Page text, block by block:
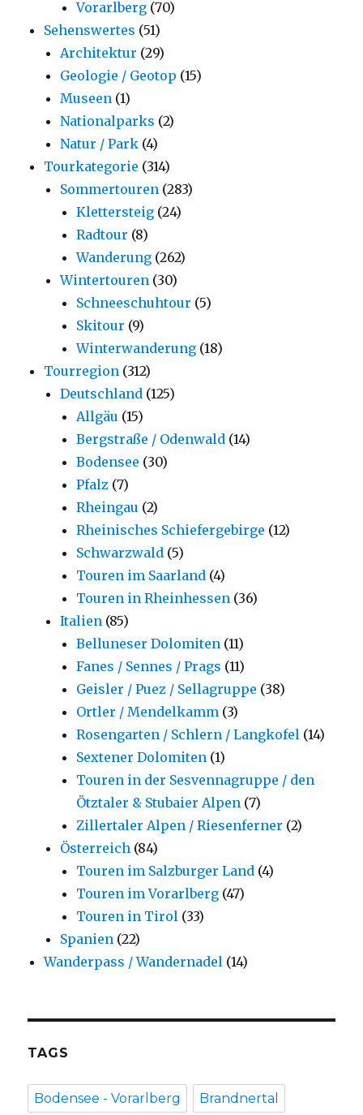
Vorarlberg (70)
Sehenswertes (51)
Architektur (29)
Geologie / Geotop (15)
Museen (1)
Nationalparks (2)
Natur / Park (4)
Tourkategorie (314)
Sommertouren (283)
Klettersteig (24)
Radtour (8)
Wanderung (262)
Wintertouren (30)
Schneeschuhtour (5)
Skitour (9)
Winterwanderung (18)
Tourregion (312)
Deutschland (125)
Allgäu (15)
Bergstraße / Odenwald (14)
Bodensee (30)
Pfalz (7)
Rheingau (2)
Rheinisches Schiefergebirge (12)
Schwarzwald (5)
Touren im Saarland (4)
Touren in Rheinhessen (36)
Italien (85)
Belluneser Dolomiten (11)
Fanes / Sennes / Prags (11)
Geisler / Puez / Sellagruppe (38)
Ortler / Mendelkamm (3)
Rosengarten / Schlern / Langkofel (14)
Sextener Dolomiten (1)
Touren in der Sesvennagruppe / den
Ötztaler & Stubaier Alpen (7)
Zillertaler Alpen / Riesenferner (2)
Österreich (84)
Touren im Salzburger Land (4)
Touren im Vorarlberg (47)
Touren in Tirol (33)
Spanien (22)
Wanderpass / Wandernadel (14)
TAGS
Bodensee - Vorarlberg Brandnertal